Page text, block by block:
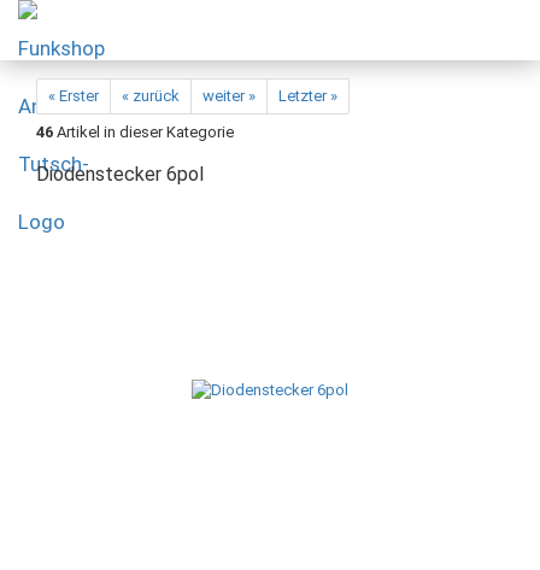
« Erster « zurück weiter »
Letzter »
46 Artikel in dieser Kategorie
Diodenstecker 6pol